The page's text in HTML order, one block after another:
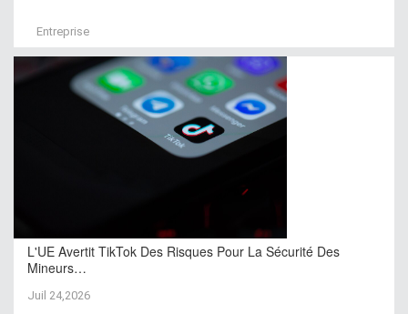
Entreprise
L'UE Avertit TikTok Des Risques Pour La Sécurité Des
Mineurs…
Juil 24,2026